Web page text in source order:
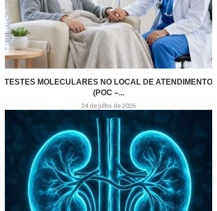
TESTES MOLECULARES NO LOCAL DE ATENDIMENTO
(POC –...
24 de julho de 2026